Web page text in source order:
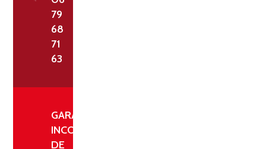
79
68
71
63
GARANTIE
INCONDITIONNELLE
DE